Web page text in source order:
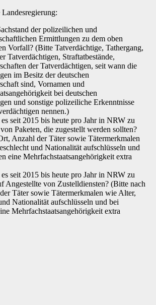
der polizeilichen und
Ermittlungen zu dem oben
Vorfall? (Bitte Tatverdächtige, Tathergang,
Tatverdächtigen, Straftatbestände,
der Tatverdächtigen, seit wann die
im Besitz der deutschen
sind, Vornamen und
bei deutschen
und sonstige polizeiliche Erkenntnisse
nennen.)
seit 2015 bis heute pro Jahr in NRW zu
Paketen, die zugestellt werden sollten?
Anzahl der Täter sowie Tätermerkmalen
und Nationalität aufschlüsseln und
eine Mehrfachstaatsangehörigkeit extra
seit 2015 bis heute pro Jahr in NRW zu
Angestellte von Zustelldiensten? (Bitte nach
Täter sowie Tätermerkmalen wie Alter,
Nationalität aufschlüsseln und bei
Mehrfachstaatsangehörigkeit extra